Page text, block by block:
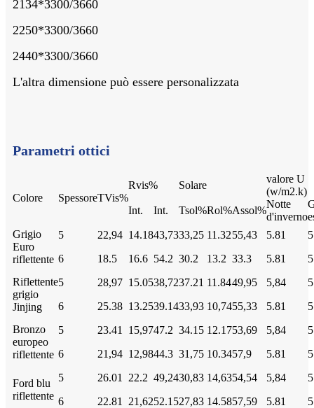
2134*3300/3660
2250*3300/3660
2440*3300/3660
L'altra dimensione può essere personalizzata
Parametri ottici
Colore SpessoreTVis%
Rvis% Solare
valore U
(w/m2.k)
Int.
Int. Tsol%Rol%Assol%
Notte
d'inverno
Grigio
Euro
riflettente
5 22,94 14.1843,7333,25 11.3255,43 5.81
6
18.5 16.6 54.2 30.2 13.2 33.3 5.81
Riflettente
grigio
Jinjing
5 28,97 15.0538,7237.21 11.8449,95 5,84
6
25.38 13.2539.1433,93 10,7455,33 5.81
Bronzo
europeo
riflettente
5 23.41 15,9747.2 34.15 12.1753,69 5,84
6
21,94 12,9844.3 31,75 10.3457,9 5.81
Ford blu
riflettente
5 26.01 22.2 49,2430,83 14,6354,54 5,84
6
22.81 21,6252.1527,83 14.5857,59 5.81